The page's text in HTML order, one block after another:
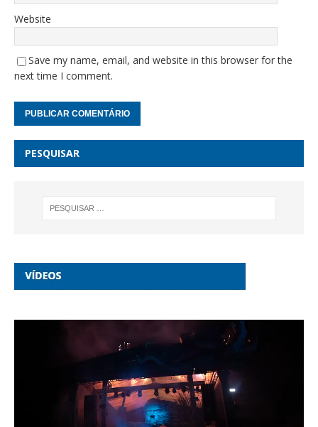
Website
Save my name, email, and website in this browser for the
next time I comment.
PESQUISAR